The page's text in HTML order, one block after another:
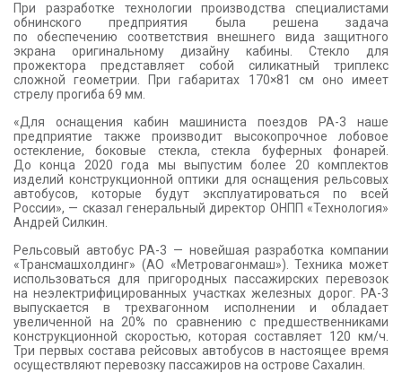
При разработке технологии производства специалистами
обнинского предприятия была решена задача
по обеспечению соответствия внешнего вида защитного
экрана оригинальному дизайну кабины. Стекло для
прожектора представляет собой силикатный триплекс
сложной геометрии. При габаритах 170×81 см оно имеет
стрелу прогиба 69 мм.
«Для оснащения кабин машиниста поездов РА-3 наше
предприятие также производит высокопрочное лобовое
остекление, боковые стекла, стекла буферных фонарей.
До конца 2020 года мы выпустим более 20 комплектов
изделий конструкционной оптики для оснащения рельсовых
автобусов, которые будут эксплуатироваться по всей
России», — сказал генеральный директор ОНПП «Технология»
Андрей Силкин.
Рельсовый автобус РА-3 — новейшая разработка компании
«Трансмашхолдинг» (АО «Метровагонмаш»). Техника может
использоваться для пригородных пассажирских перевозок
на неэлектрифицированных участках железных дорог. РА-3
выпускается в трехвагонном исполнении и обладает
увеличенной на 20% по сравнению с предшественниками
конструкционной скоростью, которая составляет 120 км/ч.
Три первых состава рейсовых автобусов в настоящее время
осуществляют перевозку пассажиров на острове Сахалин.